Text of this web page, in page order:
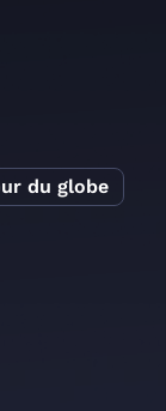
du globe